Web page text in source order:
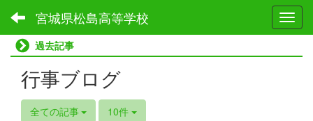
宮城県松島高等学校
過去記事
行事ブログ
全ての記事 10件